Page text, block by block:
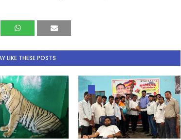
LIKE THESE POSTS